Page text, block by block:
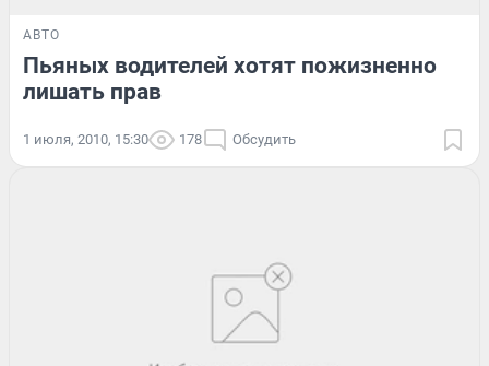
АВТО
Пьяных водителей хотят пожизненно
лишать прав
1 июля, 2010, 15:30 178 Обсудить